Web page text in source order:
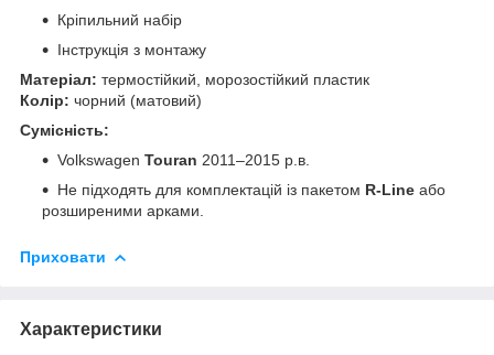
Кріпильний набір
Інструкція з монтажу
Матеріал: термостійкий, морозостійкий пластик
Колір: чорний (матовий)
Сумісність:
Volkswagen Touran 2011–2015 р.в.
Не підходять для комплектацій із пакетом R-Line або
розширеними арками.
Приховати
Характеристики